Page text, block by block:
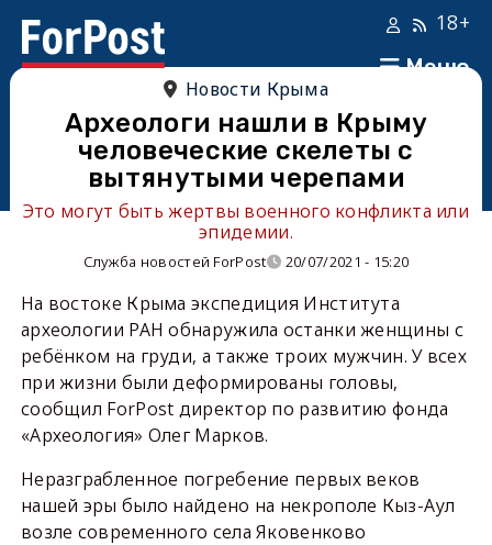
Меню
18+
Новости Крыма
Археологи нашли в Крыму
человеческие скелеты с
вытянутыми черепами
Это могут быть жертвы военного конфликта или
эпидемии.
Служба новостей ForPost 20/07/2021 - 15:20
На востоке Крыма экспедиция Института
археологии РАН обнаружила останки женщины с
ребёнком на груди, а также троих мужчин. У всех
при жизни были деформированы головы,
сообщил ForPost директор по развитию фонда
«Археология» Олег Марков.
Неразграбленное погребение первых веков
нашей эры было найдено на некрополе Кыз-Аул
возле современного села Яковенково